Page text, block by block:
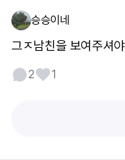
승승이네
그ㅈ남친을 보여주셔
2 1